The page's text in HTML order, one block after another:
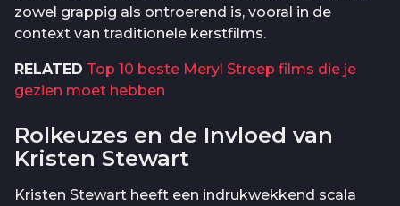
zowel grappig als ontroerend is, vooral in de
context van traditionele kerstfilms.
RELATED Top 10 beste Meryl Streep films die je
gezien moet hebben
Rolkeuzes en de Invloed van
Kristen Stewart
Kristen Stewart heeft een indrukwekkend scala